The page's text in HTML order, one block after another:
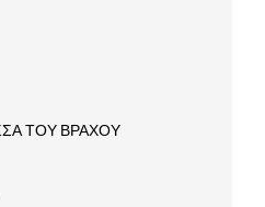
ΤΟΥ ΒΡΑΧΟΥ